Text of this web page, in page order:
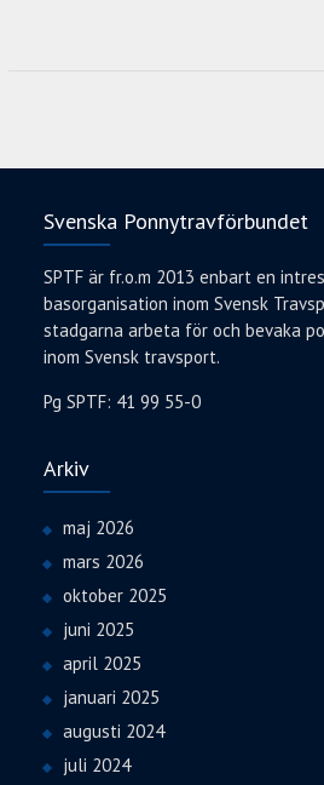
Svenska Ponnytravförbundet
SPTF är fr.o.m 2013 enbart en
basorganisation inom Svensk
stadgarna arbeta för och bevaka
inom Svensk travsport.
Pg SPTF: 41 99 55-0
Arkiv
maj 2026
mars 2026
oktober 2025
juni 2025
april 2025
januari 2025
augusti 2024
juli 2024